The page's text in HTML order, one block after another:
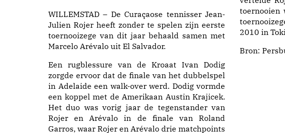
WILLEMSTAD – De Curaçaose tennisser Jean-
Julien Rojer heeft zonder te spelen zijn eerste
toernooizege van dit jaar behaald samen met
Marcelo Arévalo uit El Salvador.
Een rugblessure van de Kroaat Ivan Dodig
zorgde ervoor dat de finale van het dubbelspel
in Adelaide een walk-over werd. Dodig vormde
een koppel met de Amerikaan Austin Krajicek.
Het duo was vorig jaar de tegenstander van
Rojer en Arévalo in de finale van Roland
Garros, waar Rojer en Arévalo drie matchpoints
toernooien
2010 in
Bron: